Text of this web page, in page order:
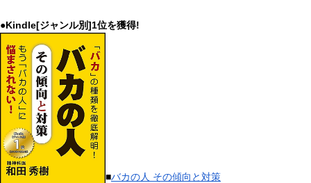
●Kindle[ジャンル別]1位を獲得!
■バカの人 その傾向と対策